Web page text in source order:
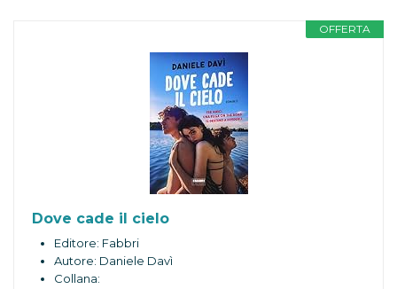
OFFERTA
Dove cade il cielo
Editore: Fabbri
Autore: Daniele Davì
Collana: